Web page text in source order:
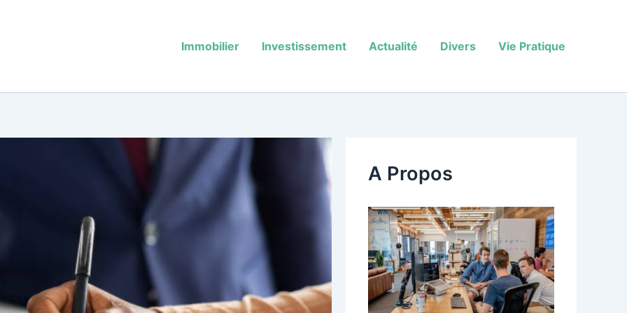
Immobilier Investissement Actualité Divers Vie Pratique
A Propos